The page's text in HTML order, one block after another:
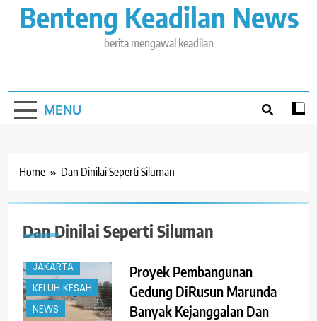
Benteng Keadilan News
berita mengawal keadilan
MENU
Home Dan Dinilai Seperti Siluman
Dan Dinilai Seperti Siluman
JAKARTA
KELUH KESAH
NEWS
Proyek Pembangunan
Gedung DiRusun Marunda
Banyak Kejanggalan Dan